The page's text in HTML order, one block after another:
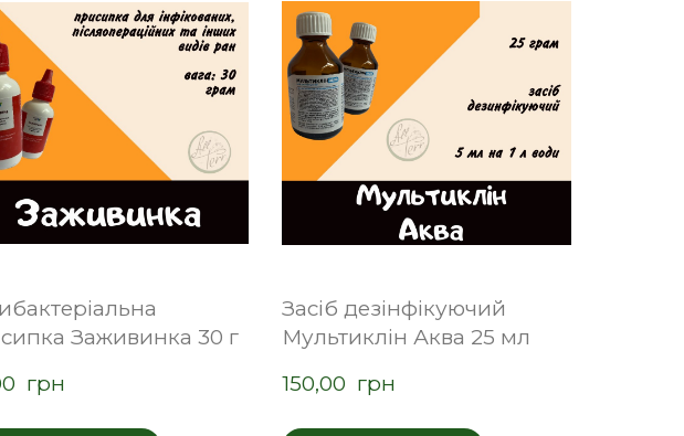
Заживинка 30 г
грн
Засіб дезінфікуючий
Мультиклін Аква 25 мл
150,00  грн